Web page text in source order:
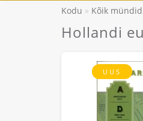
Kodu Kõik mündid
Hollandi
UUS